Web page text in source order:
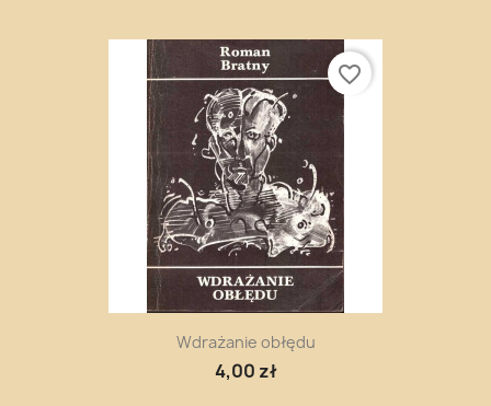
Wdrażanie obłędu
4,00 zł
favorite_border